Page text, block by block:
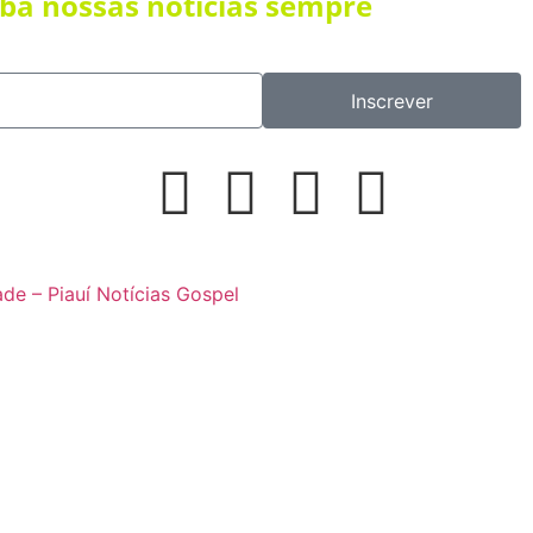
Inscrever
– Piauí Notícias Gospel